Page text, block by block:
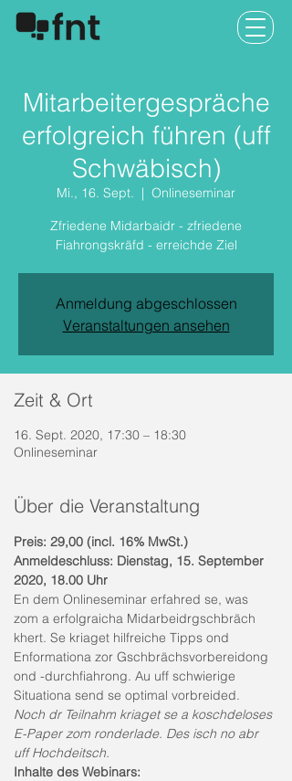
Mitarbeitergespräche
erfolgreich führen (uff
Schwäbisch)
Mi., 16. Sept.
  |
Onlineseminar
Zfriedene Midarbaidr - zfriedene
Fiahrongskräfd - erreichde Ziel
Anmeldung abgeschlossen
Veranstaltungen ansehen
Zeit & Ort
16. Sept. 2020, 17:30 – 18:30
Onlineseminar
Über die Veranstaltung
Preis: 29,00 (incl. 16% MwSt.)
Anmeldeschluss: Dienstag, 15. September
2020, 18.00 Uhr
En dem Onlineseminar erfahred se, was
zom a erfolgraicha Midarbeidrgschbräch
khert. Se kriaget hilfreiche Tipps ond
Enformationa zor Gschbrächsvorbereidong
ond -durchfiahrong. Au uff schwierige
Situationa send se optimal vorbreided.
Noch dr Teilnahm kriaget se a koschdeloses
E-Paper zom ronderlade. Des isch no abr
uff Hochdeitsch.
Inhalte des Webinars: